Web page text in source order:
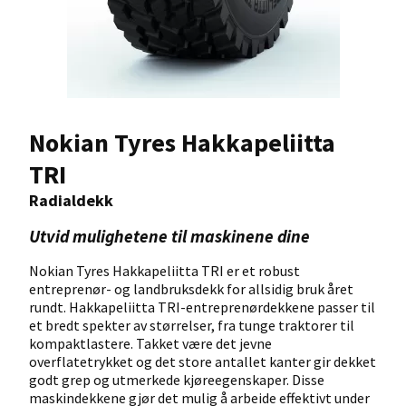
Nokian Tyres Hakkapeliitta
TRI
Radialdekk
Utvid mulighetene til maskinene dine
Nokian Tyres Hakkapeliitta TRI er et robust
entreprenør- og landbruksdekk for allsidig bruk året
rundt. Hakkapeliitta TRI-entreprenørdekkene passer til
et bredt spekter av størrelser, fra tunge traktorer til
kompaktlastere. Takket være det jevne
overflatetrykket og det store antallet kanter gir dekket
godt grep og utmerkede kjøreegenskaper. Disse
maskindekkene gjør det mulig å arbeide effektivt under